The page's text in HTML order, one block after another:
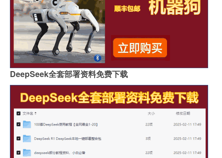
DeepSeek全套部署资料免费下载